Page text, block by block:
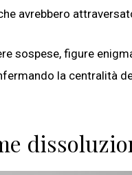
avrebbero
sospese, figure
la centralità